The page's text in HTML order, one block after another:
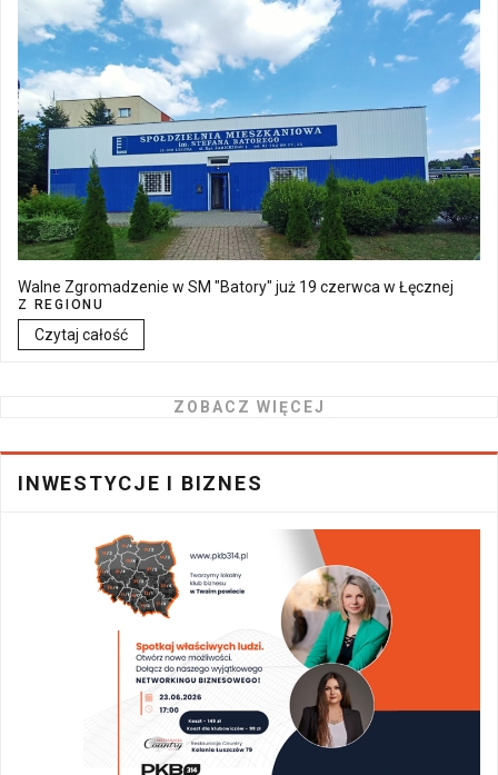
Walne Zgromadzenie w SM "Batory" już 19 czerwca w Łęcznej
Z REGIONU
Czytaj całość
ZOBACZ WIĘCEJ
INWESTYCJE I BIZNES